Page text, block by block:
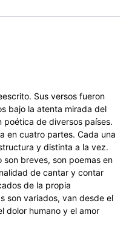
Sus versos fueron
bajo la atenta mirada del
de diversos países.
en cuatro partes. Cada una
y distinta a la vez.
son breves, son poemas en
de cantar y contar
de la propia
son variados, van desde el
dolor humano y el amor